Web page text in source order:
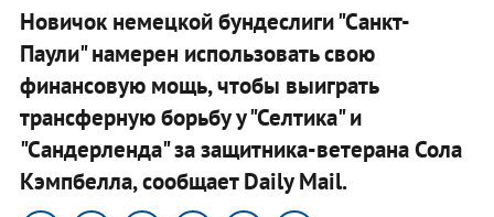
Новичок немецкой бундеслиги "Санкт-
Паули" намерен использовать свою
финансовую мощь, чтобы выиграть
трансферную борьбу у "Селтика" и
"Сандерленда" за защитника-ветерана Сола
Кэмпбелла, сообщает Daily Mail.